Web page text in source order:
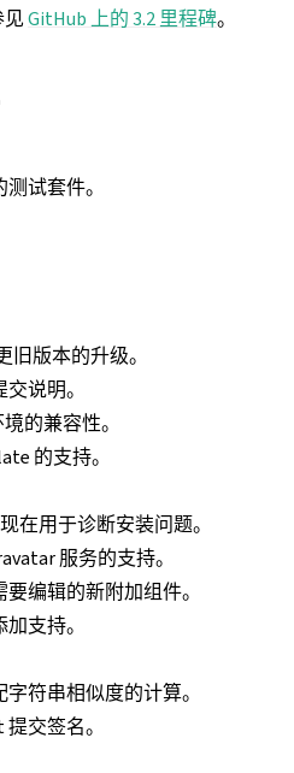
GitHub 上的 3.2 里程碑。
试套件。
旧版本的升级。
说明。
的兼容性。
的支持。
在用于诊断安装问题。
服务的支持。
编辑的新附加组件。
支持。
符串相似度的计算。
交签名。